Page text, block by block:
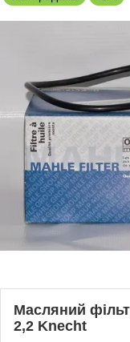
Масляний
2,2 Knecht